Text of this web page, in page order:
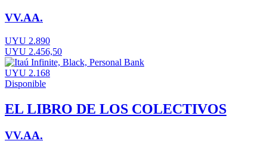
VV.AA.
UYU 2.890
UYU 2.456,50
UYU 2.168
Disponible
EL LIBRO DE LOS COLECTIVOS
VV.AA.